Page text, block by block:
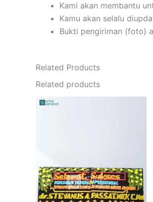
Kami akan membantu
Kamu akan selalu
Bukti pengiriman (foto)
Related Products
Related products